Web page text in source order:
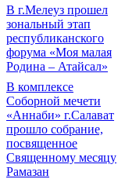
В г.Мелеуз прошел
зональный этап
республиканского
форума «Моя малая
Родина – Атайсал»
В комплексе
Соборной мечети
«Аннаби» г.Салават
прошло собрание,
посвященное
Священному месяцу
Рамазан